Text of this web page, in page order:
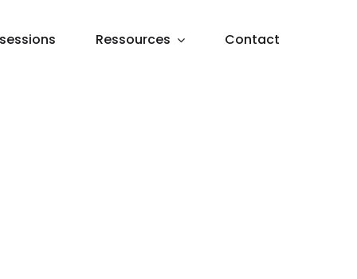
Ressources Contact